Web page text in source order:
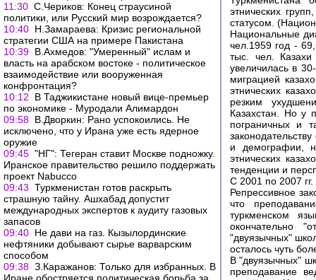
11:30 С.Чериков: Конец страусиной
политики, или Русский мир возрождается?
10:40 Н.Замараева: Кризис региональной
стратегии США на примере Пакистана
10:39 В.Ахмедов: "Умеренный" ислам и
власть на арабском востоке - политическое
взаимодействие или вооруженная
конфронтация?
10:12
В Таджикистане новый вице-премьер
по экономике - Муродали Алимардон
09:58 В.Дворкин: Рано успокоились. Не
исключено, что у Ирана уже есть ядерное
оружие
09:45 "НГ": Тегеран ставит Москве подножку.
Иранское правительство решило поддержать
проект Nabucco
09:43 Туркменистан готов раскрыть
страшную тайну. Ашхабад допустит
международных экспертов к аудиту газовых
запасов
09:40 Не дави на газ. Кызылординские
нефтяники добывают сырье варварским
способом
09:38 З.Каражанов: Только для избранных. В
этнических
статусом.
Национальные
чел.1959 год -
тыс. чел. Казахи
увеличилась в
миграцией
этнических
резким
Казахстан. Но у
пограничных и
и демографии,
этнических
тенденции и
С 2001 по 2007
Репрессивное
что
туркменском
окончательно
"двуязычных"
осталось чуть
В "двуязычных"
преподавание